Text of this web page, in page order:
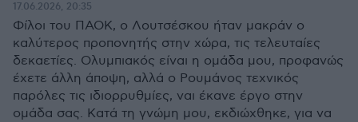
17.06.2026, 20:35
Φίλοι του ΠΑΟΚ, ο Λουτσέσκου ήταν μακράν ο
καλύτερος προπονητής στην χώρα, τις τελευταίες
δεκαετίες. Ολυμπιακός είναι η ομάδα μου, προφανώς
έχετε άλλη άποψη, αλλά ο Ρουμάνος τεχνικός
παρόλες τις ιδιορρυθμίες, ναι έκανε έργο στην
ομάδα σας. Κατά τη γνώμη μου, εκδιώχθηκε, για να